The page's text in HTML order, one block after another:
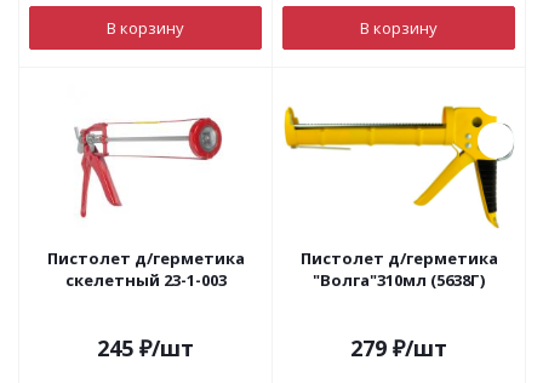
В корзину В корзину
Пистолет д/герметика
скелетный 23-1-003
245 ₽/шт
Пистолет д/герметика
"Волга"310мл (5638Г)
279 ₽/шт